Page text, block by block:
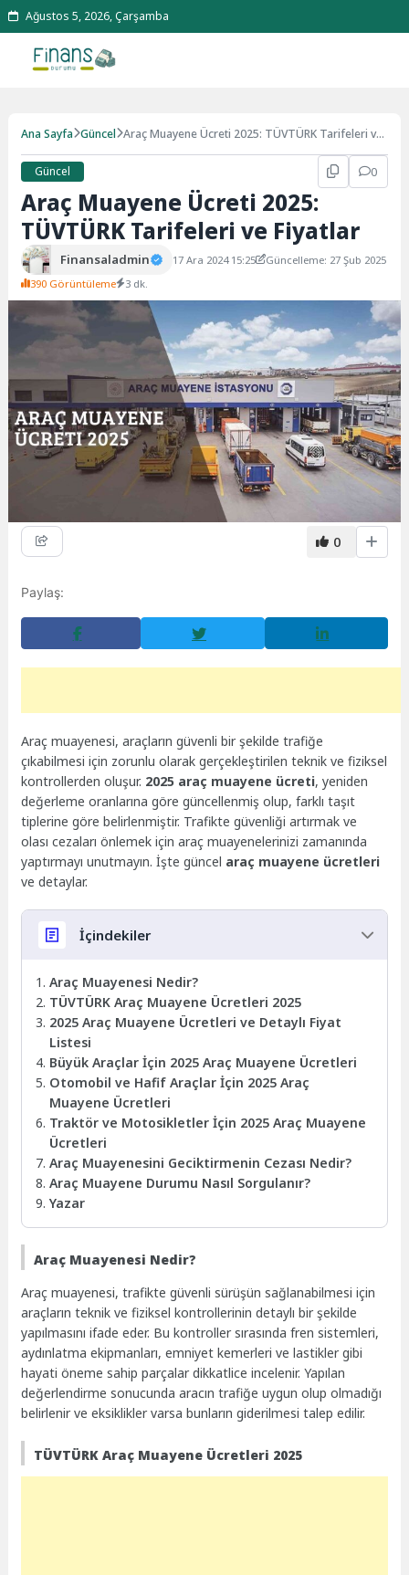
Ağustos 5, 2026, Çarşamba
Ana Sayfa Güncel Araç Muayene Ücreti 2025: TÜVTÜRK Tarifeleri ve
Güncel
0
Araç Muayene Ücreti 2025:
TÜVTÜRK Tarifeleri ve Fiyatlar
Finansaladmin 17 Ara 2024 15:25
Güncelleme: 27 Şub 2025
390 Görüntüleme
3 dk.
0
Paylaş:
Araç muayenesi, araçların güvenli bir şekilde trafiğe
çıkabilmesi için zorunlu olarak gerçekleştirilen teknik ve fiziksel
kontrollerden oluşur. 2025 araç muayene ücreti, yeniden
değerleme oranlarına göre güncellenmiş olup, farklı taşıt
tiplerine göre belirlenmiştir. Trafikte güvenliği artırmak ve
olası cezaları önlemek için araç muayenelerinizi zamanında
yaptırmayı unutmayın. İşte güncel araç muayene ücretleri
ve detaylar.
İçindekiler
Araç Muayenesi Nedir?
TÜVTÜRK Araç Muayene Ücretleri 2025
2025 Araç Muayene Ücretleri ve Detaylı Fiyat
Listesi
Büyük Araçlar İçin 2025 Araç Muayene Ücretleri
Otomobil ve Hafif Araçlar İçin 2025 Araç
Muayene Ücretleri
Traktör ve Motosikletler İçin 2025 Araç Muayene
Ücretleri
Araç Muayenesini Geciktirmenin Cezası Nedir?
Araç Muayene Durumu Nasıl Sorgulanır?
Yazar
Araç Muayenesi Nedir?
Araç muayenesi, trafikte güvenli sürüşün sağlanabilmesi için
araçların teknik ve fiziksel kontrollerinin detaylı bir şekilde
yapılmasını ifade eder. Bu kontroller sırasında fren sistemleri,
aydınlatma ekipmanları, emniyet kemerleri ve lastikler gibi
hayati öneme sahip parçalar dikkatlice incelenir. Yapılan
değerlendirme sonucunda aracın trafiğe uygun olup olmadığı
belirlenir ve eksiklikler varsa bunların giderilmesi talep edilir.
TÜVTÜRK Araç Muayene Ücretleri 2025